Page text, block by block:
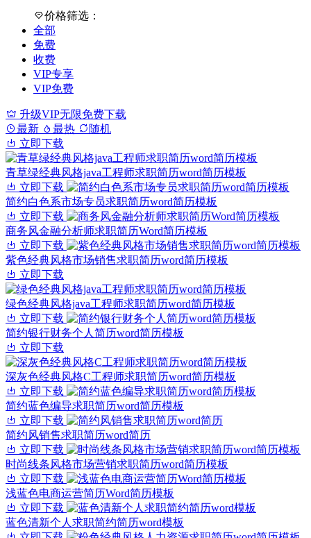
价格筛选：
全部
免费
收费
VIP专享
VIP免费
升级VIP无限免费下载
最新
最热
随机
立即下载
青草绿经典风格java工程师求职简历word简历模板
立即下载
简约白色系市场专员求职简历word简历模板
立即下载
商务风金融分析师求职简历Word简历模板
立即下载
紫色经典风格市场销售求职简历word简历模板
立即下载
绿色经典风格java工程师求职简历word简历模板
立即下载
简约银行财务个人简历word简历模板
立即下载
深灰色经典风格C工程师求职简历word简历模板
立即下载
简约蓝色编导求职简历word简历模板
立即下载
简约风销售求职简历word简历
立即下载
时尚线条风格市场营销求职简历word简历模板
立即下载
浅蓝色电商运营简历Word简历模板
立即下载
蓝色清新个人求职简约简历word模板